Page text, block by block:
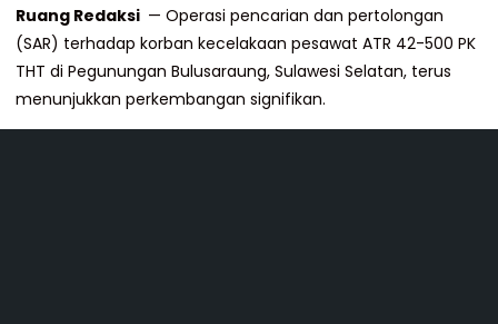
Ruang Redaksi — Operasi pencarian dan pertolongan
(SAR) terhadap korban kecelakaan pesawat ATR 42-500 PK
THT di Pegunungan Bulusaraung, Sulawesi Selatan, terus
menunjukkan perkembangan signifikan.